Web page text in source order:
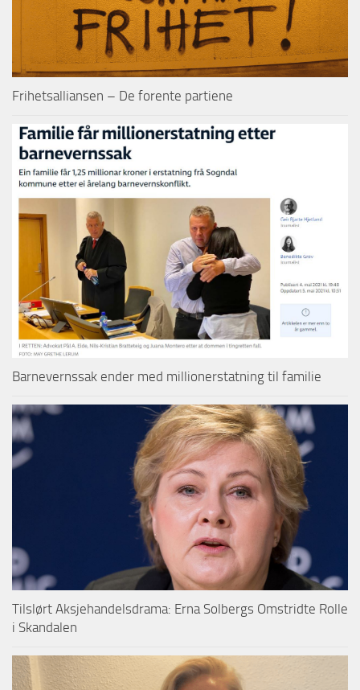
Frihetsalliansen – De forente partiene
Barnevernssak ender med millionerstatning til familie
Tilslørt Aksjehandelsdrama: Erna Solbergs Omstridte Rolle
i Skandalen